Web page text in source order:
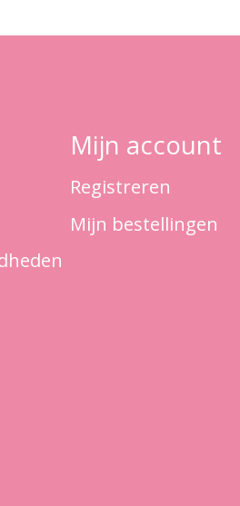
Mijn account
Registreren
Mijn bestellingen